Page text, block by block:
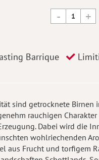
Barrique
sind getrocknete
rauchigen
Dabei wird die
wohlriechenden
aus Frucht und torfigem